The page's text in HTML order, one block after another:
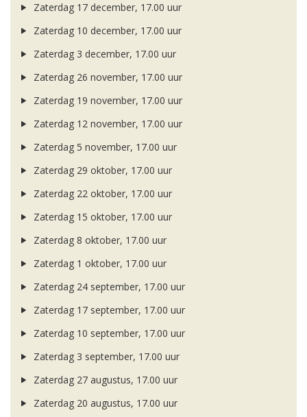
Zaterdag 17 december, 17.00 uur
Zaterdag 10 december, 17.00 uur
Zaterdag 3 december, 17.00 uur
Zaterdag 26 november, 17.00 uur
Zaterdag 19 november, 17.00 uur
Zaterdag 12 november, 17.00 uur
Zaterdag 5 november, 17.00 uur
Zaterdag 29 oktober, 17.00 uur
Zaterdag 22 oktober, 17.00 uur
Zaterdag 15 oktober, 17.00 uur
Zaterdag 8 oktober, 17.00 uur
Zaterdag 1 oktober, 17.00 uur
Zaterdag 24 september, 17.00 uur
Zaterdag 17 september, 17.00 uur
Zaterdag 10 september, 17.00 uur
Zaterdag 3 september, 17.00 uur
Zaterdag 27 augustus, 17.00 uur
Zaterdag 20 augustus, 17.00 uur